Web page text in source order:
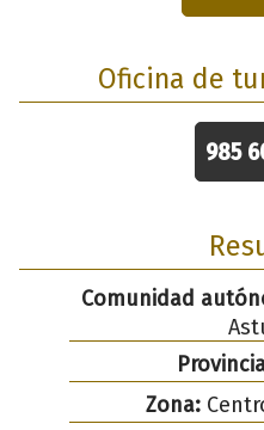
Oficina de
985
Comunidad
Zona: